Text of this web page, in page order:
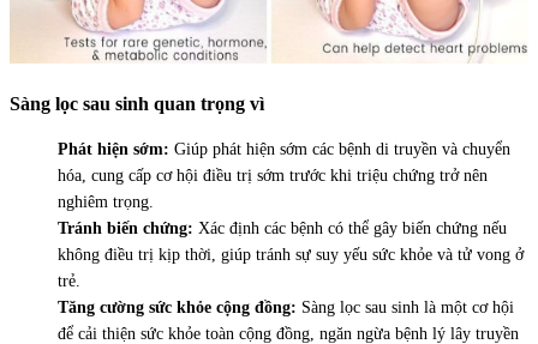
Sàng lọc sau sinh quan trọng vì
Phát hiện sớm: Giúp phát hiện sớm các bệnh di truyền và chuyển
hóa, cung cấp cơ hội điều trị sớm trước khi triệu chứng trở nên
nghiêm trọng.
Tránh biến chứng: Xác định các bệnh có thể gây biến chứng nếu
không điều trị kịp thời, giúp tránh sự suy yếu sức khỏe và tử vong ở
trẻ.
Tăng cường sức khỏe cộng đồng: Sàng lọc sau sinh là một cơ hội
để cải thiện sức khỏe toàn cộng đồng, ngăn ngừa bệnh lý lây truyền